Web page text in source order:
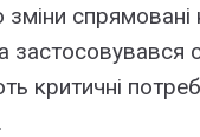
зміни
критичні